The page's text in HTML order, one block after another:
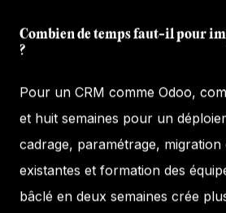
Combien de temps faut-il pour
?
Pour un CRM comme Odoo,
et huit semaines pour un
cadrage, paramétrage, migration
existantes et formation des
bâclé en deux semaines crée